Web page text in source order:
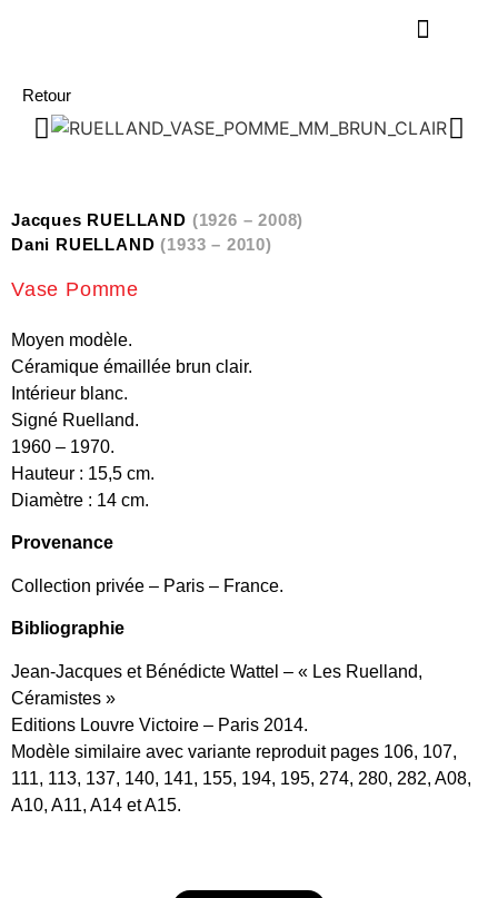
Retour
Jacques RUELLAND (1926 – 2008)
Dani RUELLAND (1933 – 2010)
Vase Pomme
Moyen modèle.
Céramique émaillée brun clair.
Intérieur blanc.
Signé Ruelland.
1960 – 1970.
Hauteur : 15,5 cm.
Diamètre : 14 cm.
Provenance
Collection privée – Paris – France.
Bibliographie
Jean-Jacques et Bénédicte Wattel – « Les Ruelland,
Céramistes »
Editions Louvre Victoire – Paris 2014.
Modèle similaire avec variante reproduit pages 106, 107,
111, 113, 137, 140, 141, 155, 194, 195, 274, 280, 282, A08,
A10, A11, A14 et A15.